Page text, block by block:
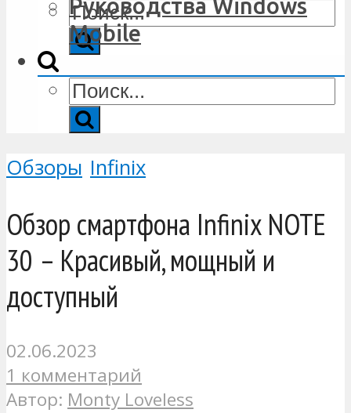
Руководства Windows
Mobile
Обзоры Infinix
Обзор смартфона Infinix NOTE
30 – Красивый, мощный и
доступный
02.06.2023
1 комментарий
Автор: Monty Loveless